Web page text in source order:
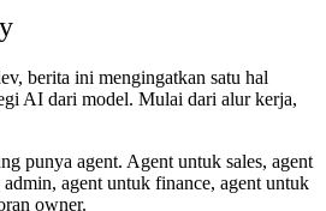
berita ini mengingatkan satu hal
AI dari model. Mulai dari alur kerja,
punya agent. Agent untuk sales, agent
agent untuk finance, agent untuk
owner.